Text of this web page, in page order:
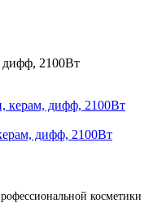
дифф, 2100Вт
дифф, 2100Вт
косметики